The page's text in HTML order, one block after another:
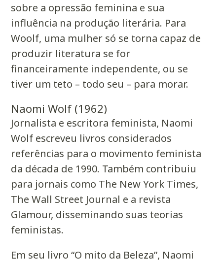
sobre a opressão feminina e sua
influência na produção literária. Para
Woolf, uma mulher só se torna capaz de
produzir literatura se for
financeiramente independente, ou se
tiver um teto – todo seu – para morar.
Naomi Wolf (1962)
Jornalista e escritora feminista, Naomi
Wolf escreveu livros considerados
referências para o movimento feminista
da década de 1990. Também contribuiu
para jornais como The New York Times,
The Wall Street Journal e a revista
Glamour, disseminando suas teorias
feministas.
Em seu livro “O mito da Beleza”, Naomi